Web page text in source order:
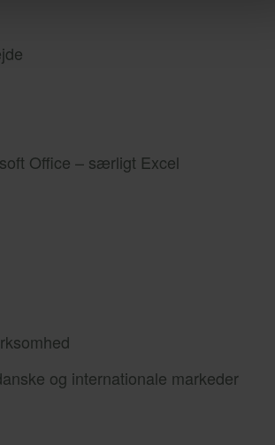
Office – særligt Excel
og internationale markeder